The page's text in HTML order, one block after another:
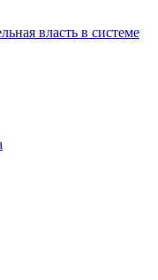
власть в системе